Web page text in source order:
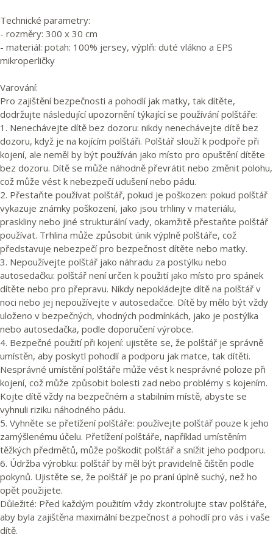
Technické parametry:
- rozměry: 300 x 30 cm
- materiál: potah: 100% jersey, výplň: duté vlákno a EPS
mikroperličky
Varování:
Pro zajištění bezpečnosti a pohodlí jak matky, tak dítěte,
dodržujte následující upozornění týkající se používání polštáře:
1. Nenechávejte dítě bez dozoru: nikdy nenechávejte dítě bez
dozoru, když je na kojícím polštáři. Polštář slouží k podpoře při
kojení, ale neměl by být používán jako místo pro opuštění dítěte
bez dozoru. Dítě se může náhodně převrátit nebo změnit polohu,
což může vést k nebezpečí udušení nebo pádu.
2. Přestaňte používat polštář, pokud je poškozen: pokud polštář
vykazuje známky poškození, jako jsou trhliny v materiálu,
praskliny nebo jiné strukturální vady, okamžitě přestaňte polštář
používat. Trhlina může způsobit únik výplně polštáře, což
představuje nebezpečí pro bezpečnost dítěte nebo matky.
3. Nepoužívejte polštář jako náhradu za postýlku nebo
autosedačku: polštář není určen k použití jako místo pro spánek
dítěte nebo pro přepravu. Nikdy nepokládejte dítě na polštář v
noci nebo jej nepoužívejte v autosedačce. Dítě by mělo být vždy
uloženo v bezpečných, vhodných podmínkách, jako je postýlka
nebo autosedačka, podle doporučení výrobce.
4. Bezpečné použití při kojení: ujistěte se, že polštář je správně
umístěn, aby poskytl pohodlí a podporu jak matce, tak dítěti.
Nesprávné umístění polštáře může vést k nesprávné poloze při
kojení, což může způsobit bolesti zad nebo problémy s kojením.
Kojte dítě vždy na bezpečném a stabilním místě, abyste se
vyhnuli riziku náhodného pádu.
5. Vyhněte se přetížení polštáře: používejte polštář pouze k jeho
zamýšlenému účelu. Přetížení polštáře, například umístěním
těžkých předmětů, může poškodit polštář a snížit jeho podporu.
6. Údržba výrobku: polštář by měl být pravidelně čištěn podle
pokynů. Ujistěte se, že polštář je po praní úplně suchý, než ho
opět použijete.
Důležité: Před každým použitím vždy zkontrolujte stav polštáře,
aby byla zajištěna maximální bezpečnost a pohodlí pro vás i vaše
dítě.